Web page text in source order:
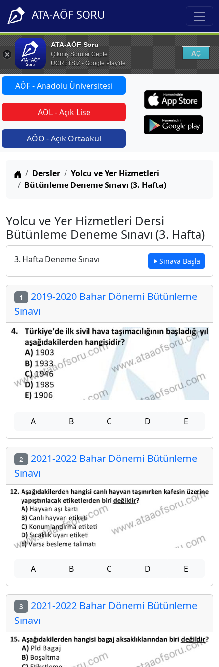
ATA-AÖF SORU
ATA-AÖF Soru
Çıkmış Sorular Cepte
ÜCRETSİZ - Google Play'de
AÇ
AÖF - Anadolu Üniversitesi
AÖL - Açık Lise
AÖO - Açık Ortaokul
Anasayfa
Dersler
Yolcu ve Yer Hizmetleri
Bütünleme Deneme Sınavı (3. Hafta)
Yolcu ve Yer Hizmetleri Dersi
Bütünleme Deneme Sınavı (3. Hafta)
3. Hafta Deneme Sınavı Sınava Başla
1 2019-2020 Bahar Dönemi Bütünleme
Sınavı
A B C D E
2 2021-2022 Bahar Dönemi Bütünleme
Sınavı
A B C D E
3 2021-2022 Bahar Dönemi Bütünleme
Sınavı